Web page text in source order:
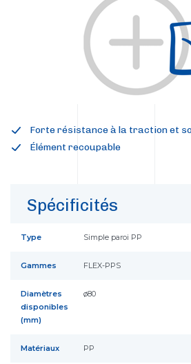
Forte résistance à la traction et
Élément recoupable
Spécificités
Type Simple paroi PP
Gammes FLEX-PPS
Diamètres
disponibles
(mm)
ø80
Matériaux PP